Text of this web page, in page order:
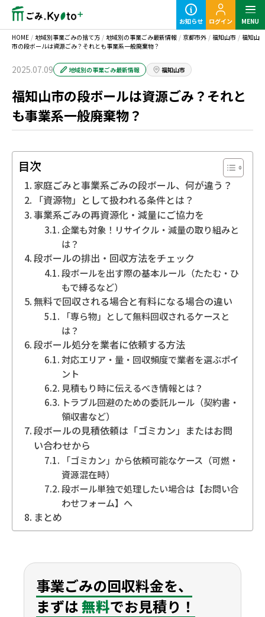
定期ごみのご利用の流れ
事業ごみの基本知識
業種別事業ごみの捨て方
地域別事業ごみの捨て方
お知らせ ログイン
MENU
HOME / 地域別事業ごみの捨て方 / 地域別の事業ごみ最新情報 / 京都市外 / 福知山市 / 福知山
市の段ボールは資源ごみ？それとも事業系一般廃棄物？
2025.07.09 地域別の事業ごみ最新情報 福知山市
福知山市の段ボールは資源ごみ？それと
も事業系一般廃棄物？
目次
家庭ごみと事業系ごみの段ボール、何が違う？
「資源物」として扱われる条件とは？
事業系ごみの再資源化・減量にご協力を
企業も対象！リサイクル・減量の取り組みと
は？
段ボールの排出・回収方法をチェック
段ボールを出す際の基本ルール（たたむ・ひ
もで縛るなど）
無料で回収される場合と有料になる場合の違い
「専ら物」として無料回収されるケースと
は？
段ボール処分を業者に依頼する方法
対応エリア・量・回収頻度で業者を選ぶポイ
ント
見積もり時に伝えるべき情報とは？
トラブル回避のための委託ルール（契約書・
領収書など）
段ボールの見積依頼は「ゴミカン」またはお問
い合わせから
「ゴミカン」から依頼可能なケース（可燃・
資源混在時）
段ボール単独で処理したい場合は【お問い合
わせフォーム】へ
まとめ
事業ごみの回収料金を、
まずは無料でお見積り！